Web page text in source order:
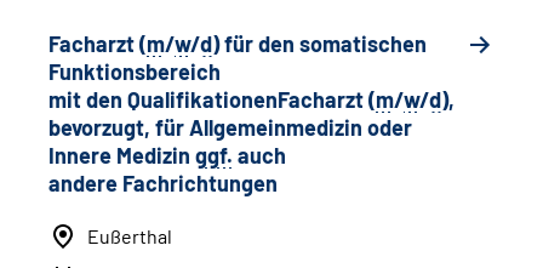
Facharzt (m/w/d) für den somatischen
Funktionsbereich
mit den QualifikationenFacharzt (m/w/d),
bevorzugt, für Allgemeinmedizin oder
Innere Medizin ggf. auch
andere Fachrichtungen
Eußerthal